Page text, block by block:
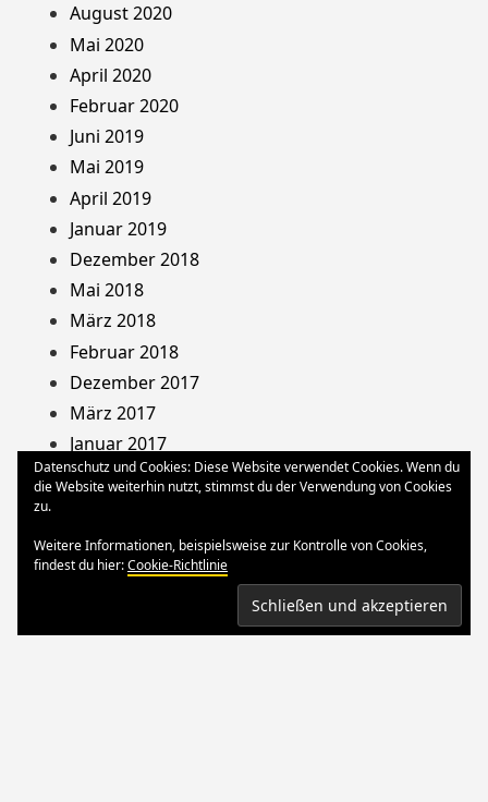
August 2020
Mai 2020
April 2020
Februar 2020
Juni 2019
Mai 2019
April 2019
Januar 2019
Dezember 2018
Mai 2018
März 2018
Februar 2018
Dezember 2017
März 2017
Januar 2017
August 2013
Oktober 2012
März 2012
Datenschutz und Cookies: Diese Website verwendet Cookies. Wenn du
die Website weiterhin nutzt, stimmst du der Verwendung von Cookies
zu.
Weitere Informationen, beispielsweise zur Kontrolle von Cookies,
findest du hier:Cookie-Richtlinie